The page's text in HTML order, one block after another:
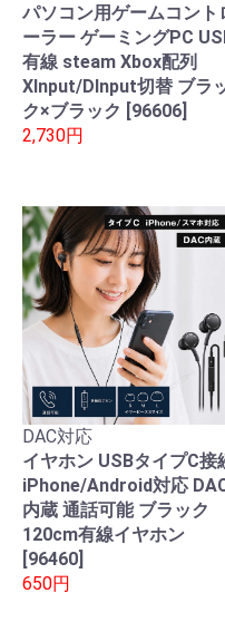
パソコン用ゲームコント
ーラー ゲーミングPC
有線 steam Xbox配列
XInput/DInput切替 ブラ
ク×ブラック [96606]
2,730円
DAC対応
イヤホン USBタイプC接
iPhone/Android対応
内蔵 通話可能 ブラック
120cm有線イヤホン
[96460]
650円